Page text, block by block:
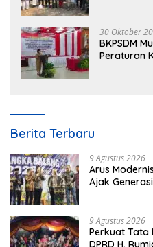
30 Oktober
BKPSDM
Peraturan
Berita Terbaru
9 Agustus 2026
Arus
Ajak
9 Agustus 2026
Perkuat Tata
DPRD H.